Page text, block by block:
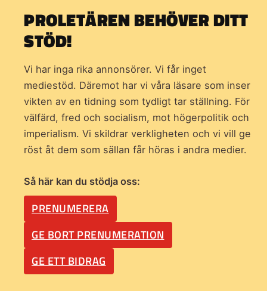
PROLETÄREN BEHÖVER DITT
STÖD!
Vi har inga rika annonsörer. Vi får inget
mediestöd. Däremot har vi våra läsare som inser
vikten av en tidning som tydligt tar ställning. För
välfärd, fred och socialism, mot högerpolitik och
imperialism. Vi skildrar verkligheten och vi vill ge
röst åt dem som sällan får höras i andra medier.
Så här kan du stödja oss:
PRENUMERERA
GE BORT PRENUMERATION
GE ETT BIDRAG